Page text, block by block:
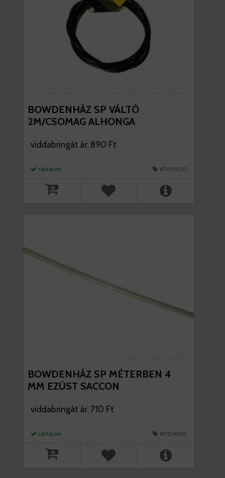
BOWDENHÁZ SP VÁLTÓ
2M/CSOMAG ALHONGA
viddabringát ár: 890 Ft
raktáron 47101500
BOWDENHÁZ SP MÉTERBEN 4
MM EZÜST SACCON
viddabringát ár: 710 Ft
raktáron 47104502